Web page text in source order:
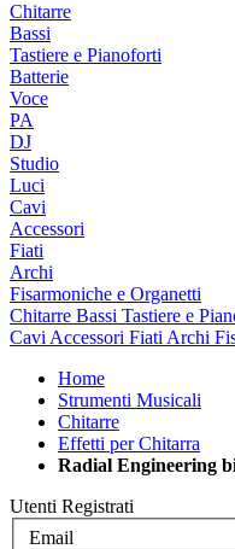
Chitarre
Bassi
Tastiere e Pianoforti
Batterie
Voce
PA
DJ
Studio
Luci
Cavi
Accessori
Fiati
Archi
Fisarmoniche e Organetti
Chitarre Bassi Tastiere e
Cavi Accessori Fiati Archi
Home
Strumenti Musicali
Chitarre
Effetti per Chitarra
Radial Engineering
Utenti Registrati
Email